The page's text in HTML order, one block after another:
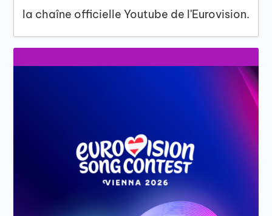
la chaîne officielle Youtube de l'Eurovision.